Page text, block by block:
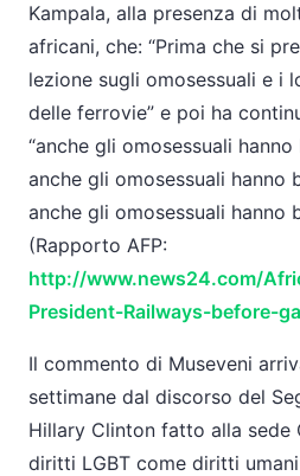
Kampala, alla presenza di
africani, che: “Prima che si
lezione sugli omosessuali e i
delle ferrovie” e poi ha
“anche gli omosessuali
anche gli omosessuali hanno
anche gli omosessuali hanno
(Rapporto AFP:
http://www.news24.com/
President-Railways-before-
Il commento di Museveni
settimane dal discorso del
Hillary Clinton fatto alla sede
diritti LGBT come diritti